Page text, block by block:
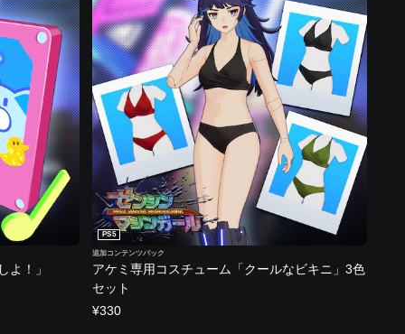
よ！」
アケミ専用コスチューム「クールなビキニ」3色
セット
PS5
追加コンテンツパック
¥330